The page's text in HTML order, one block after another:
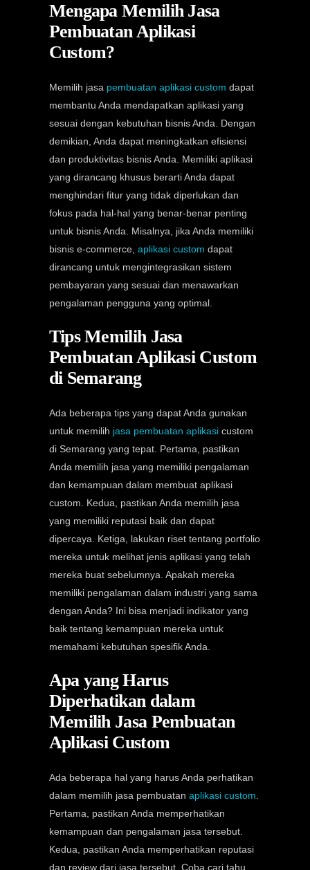
Mengapa Memilih Jasa
Pembuatan Aplikasi
Custom?
Memilih jasa pembuatan aplikasi custom dapat
membantu Anda mendapatkan aplikasi yang
sesuai dengan kebutuhan bisnis Anda. Dengan
demikian, Anda dapat meningkatkan efisiensi
dan produktivitas bisnis Anda. Memiliki aplikasi
yang dirancang khusus berarti Anda dapat
menghindari fitur yang tidak diperlukan dan
fokus pada hal-hal yang benar-benar penting
untuk bisnis Anda. Misalnya, jika Anda memiliki
bisnis e-commerce, aplikasi custom dapat
dirancang untuk mengintegrasikan sistem
pembayaran yang sesuai dan menawarkan
pengalaman pengguna yang optimal.
Tips Memilih Jasa
Pembuatan Aplikasi Custom
di Semarang
Ada beberapa tips yang dapat Anda gunakan
untuk memilih jasa pembuatan aplikasicustom
di Semarang yang tepat. Pertama, pastikan
Anda memilih jasa yang memiliki pengalaman
dan kemampuan dalam membuat aplikasi
custom. Kedua, pastikan Anda memilih jasa
yang memiliki reputasi baik dan dapat
dipercaya. Ketiga, lakukan riset tentang portfolio
mereka untuk melihat jenis aplikasi yang telah
mereka buat sebelumnya. Apakah mereka
memiliki pengalaman dalam industri yang sama
dengan Anda? Ini bisa menjadi indikator yang
baik tentang kemampuan mereka untuk
memahami kebutuhan spesifik Anda.
Apa yang Harus
Diperhatikan dalam
Memilih Jasa Pembuatan
Aplikasi Custom
Ada beberapa hal yang harus Anda perhatikan
dalam memilih jasa pembuatan aplikasi custom
Pertama, pastikan Anda memperhatikan
kemampuan dan pengalaman jasa tersebut.
Kedua, pastikan Anda memperhatikan reputasi
dan review dari jasa tersebut. Coba cari tahu